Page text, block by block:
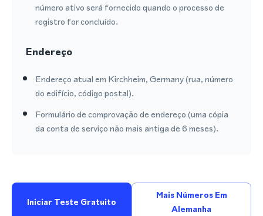
número ativo será fornecido quando o processo de
registro for concluído.
Endereço
Endereço atual em Kirchheim, Germany (rua, número
do edifício, código postal).
Formulário de comprovação de endereço (uma cópia
da conta de serviço não mais antiga de 6 meses).
Iniciar Teste Gratuito
Mais Números Em
Alemanha